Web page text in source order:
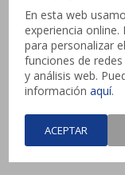
En esta web
experiencia
para personalizar
funciones de
y análisis web.
informaciónaquí.
ACEPTAR
Papelera READY TO
COLLECT 5L blanca
$549
HASTA
|